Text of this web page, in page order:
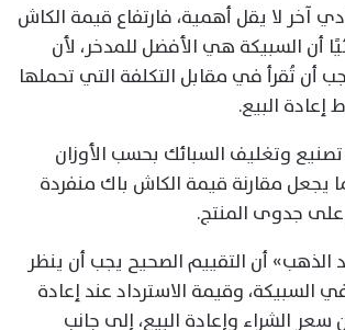
آخر لا يقل أهمية، فارتفاع قيمة الكاش
أن السبيكة هي الأفضل للمدخر، لأن
أن تُقرأ في مقابل التكلفة التي تحملها
إعادة البيع.
وتغليف السبائك بحسب الأوزان
يجعل مقارنة قيمة الكاش باك منفردة
على جدوى المنتج.
أن التقييم الصحيح يجب أن ينظر
السبيكة، وقيمة الاسترداد عند إعادة
سعر الشراء وإعادة البيع، إلى جانب